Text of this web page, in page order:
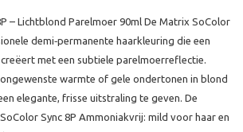
– Lichtblond Parelmoer 90ml De Matrix SoColor
demi‑permanente haarkleuring die een
met een subtiele parelmoerreflectie.
warmte of gele ondertonen in blond
elegante, frisse uitstraling te geven. De
Sync 8P Ammoniakvrij: mild voor haar en